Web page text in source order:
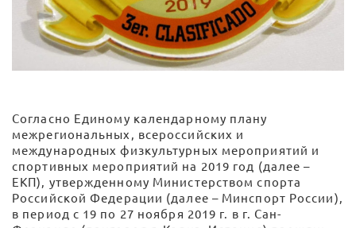
Согласно Единому календарному плану
межрегиональных, всероссийских и
международных физкультурных мероприятий и
спортивных мероприятий на 2019 год (далее –
ЕКП), утвержденному Министерством спорта
Российской Федерации (далее – Минспорт России),
в период с 19 по 27 ноября 2019 г. в г. Сан-